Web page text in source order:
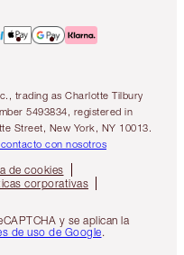
trading as Charlotte Tilbury
5493834, registered in
Street, New York, NY 10013.
con nosotros
de cookies
corporativas
y se aplican la
de uso de Google.